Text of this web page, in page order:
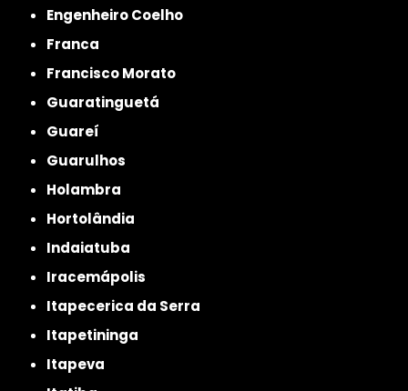
Engenheiro Coelho
Franca
Francisco Morato
Guaratinguetá
Guareí
Guarulhos
Holambra
Hortolândia
Indaiatuba
Iracemápolis
Itapecerica da Serra
Itapetininga
Itapeva